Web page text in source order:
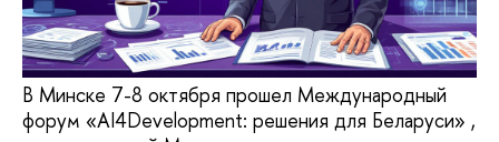
В Минске 7-8 октября прошел Международный
форум «AI4Development: решения для Беларуси» ,